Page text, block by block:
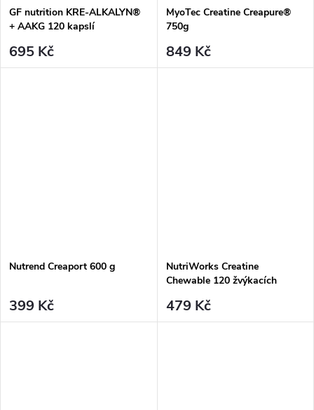
GF nutrition KRE-ALKALYN®
+ AAKG 120 kapslí
695 Kč
MyoTec Creatine Creapure®
750g
849 Kč
Nutrend Creaport 600 g
399 Kč
NutriWorks Creatine
Chewable 120 žvýkacích
479 Kč